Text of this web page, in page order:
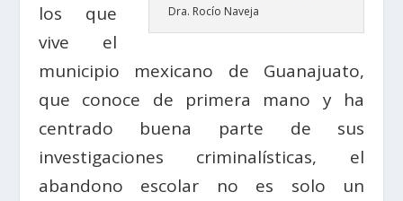
Dra. Rocío Naveja
los que
vive el
municipio mexicano de Guanajuato,
que conoce de primera mano y ha
centrado buena parte de sus
investigaciones criminalísticas, el
abandono escolar no es solo un